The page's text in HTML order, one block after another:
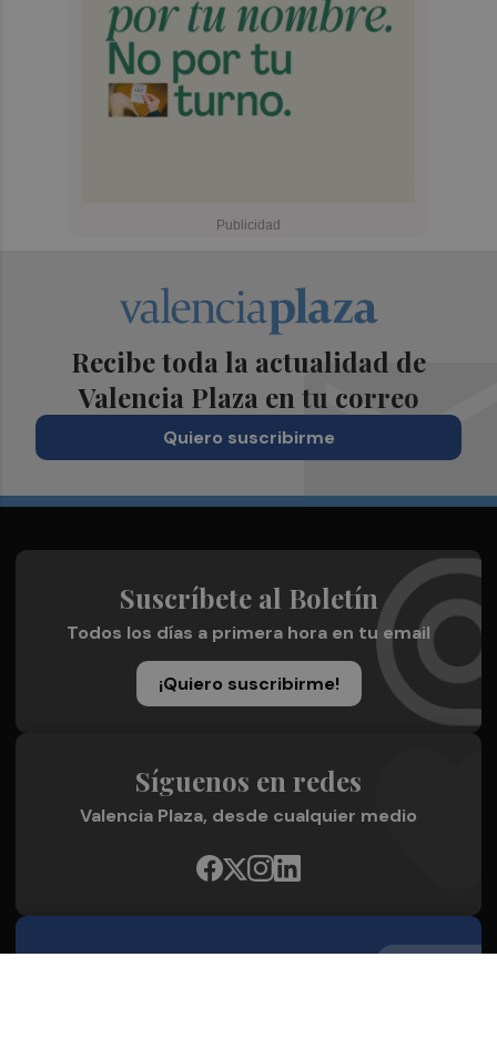
Recibe toda la actualidad de
Valencia Plaza en tu correo
Quiero suscribirme
Suscríbete al Boletín
Todos los días a primera hora en tu email
¡Quiero suscribirme!
Síguenos en redes
Valencia Plaza, desde cualquier medio
Quienes Somos